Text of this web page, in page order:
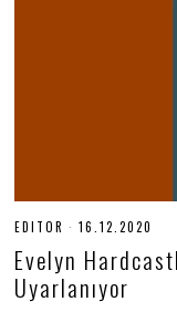
EDITOR 16.12.2020
.
Evelyn
Uyarlanıyor